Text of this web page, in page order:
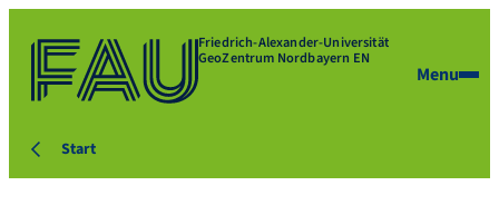
Friedrich-Alexander-Universität
GeoZentrum Nordbayern EN
Menu
Start